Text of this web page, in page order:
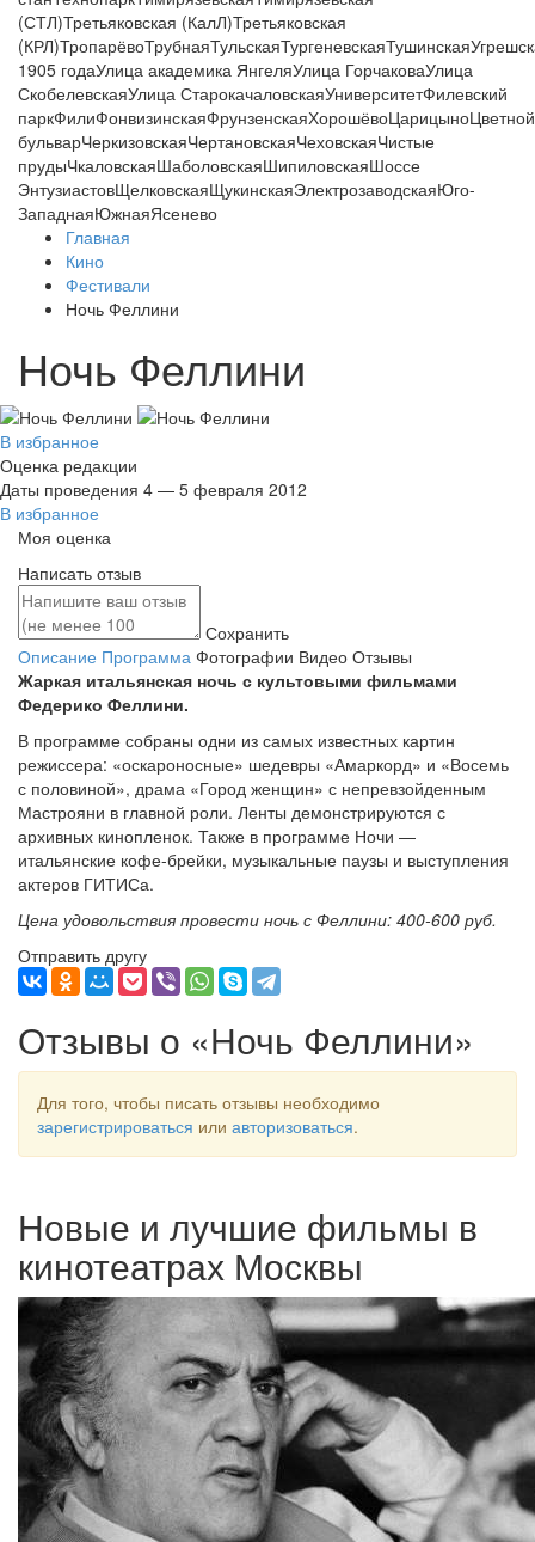
(СТЛ)Третьяковская (КалЛ)Третьяковская
(КРЛ)ТропарёвоТрубнаяТульскаяТургеневскаяТушинская
1905 годаУлица академика ЯнгеляУлица ГорчаковаУлица
СкобелевскаяУлица СтарокачаловскаяУниверситетФилевский
паркФилиФонвизинскаяФрунзенскаяХорошёвоЦарицыноЦветной
бульварЧеркизовскаяЧертановскаяЧеховскаяЧистые
прудыЧкаловскаяШаболовскаяШипиловскаяШоссе
ЭнтузиастовЩелковскаяЩукинскаяЭлектрозаводскаяЮго-
ЗападнаяЮжнаяЯсенево
Главная
Кино
Фестивали
Ночь Феллини
Ночь Феллини
В избранное
Оценка редакции
Даты проведения 4 — 5 февраля 2012
В избранное
Моя оценка
Написать отзыв
Сохранить
Описание Программа Фотографии Видео Отзывы
Жаркая итальянская ночь с культовыми фильмами
Федерико Феллини.
В программе собраны одни из самых известных картин
режиссера: «оскароносные» шедевры «Амаркорд» и «Восемь
с половиной», драма «Город женщин» с непревзойденным
Мастрояни в главной роли. Ленты демонстрируются с
архивных кинопленок. Также в программе Ночи —
итальянские кофе-брейки, музыкальные паузы и выступления
актеров ГИТИСа.
Цена удовольствия провести ночь с Феллини: 400-600 руб.
Отправить другу
Отзывы о «Ночь Феллини»
Для того, чтобы писать отзывы необходимо
зарегистрироваться или авторизоваться.
Новые и лучшие фильмы в
кинотеатрах Москвы